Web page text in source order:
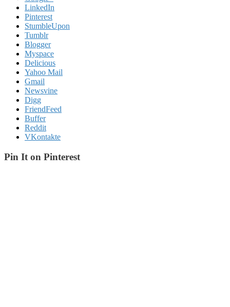
LinkedIn
Pinterest
StumbleUpon
Tumblr
Blogger
Myspace
Delicious
Yahoo Mail
Gmail
Newsvine
Digg
FriendFeed
Buffer
Reddit
VKontakte
Pin It on Pinterest